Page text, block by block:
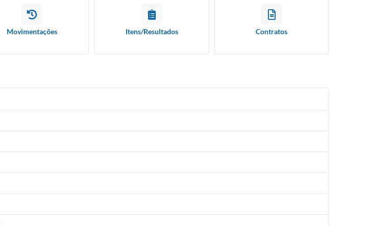
Movimentações Itens/Resultados Contratos